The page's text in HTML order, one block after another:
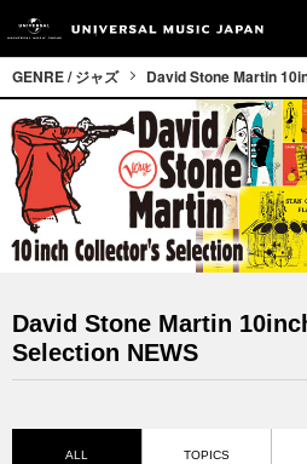
GENRE / ジャズ David Stone Martin
David Stone Martin
Selection NEWS
ALL TOPICS